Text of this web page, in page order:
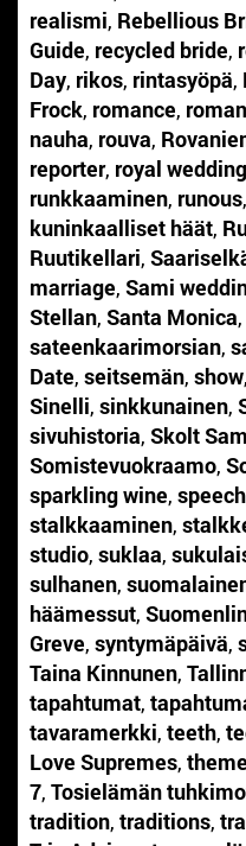
realismi, Rebellious
Guide, recycled bride,
Day, rikos, rintasyöpä,
Frock, romance,
nauha, rouva,
reporter, royal wedding
runkkaaminen, runous,
kuninkaalliset häät,
Ruutikellari,
marriage, Sami
Stellan, Santa Monica,
sateenkaarimorsian,
Date, seitsemän, show,
Sinelli, sinkkunainen,
sivuhistoria, Skolt
Somistevuokraamo,
sparkling wine, speech
stalkkaaminen,
studio, suklaa,
sulhanen,
häämessut,
Greve, syntymäpäivä,
Taina Kinnunen,
tapahtumat,
tavaramerkki, teeth,
Love Supremes,
7, Tosielämän
tradition, traditions,